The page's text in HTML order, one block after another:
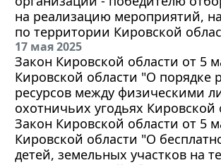
на реализацию мероприятий,
по территории Кировской
17 мая 2025
Закон Кировской области от 5
Кировской области "О порядке
ресурсов между физическими
охотничьих угодьях Кировской
Закон Кировской области от 5
Кировской области "О
детей, земельных участков на